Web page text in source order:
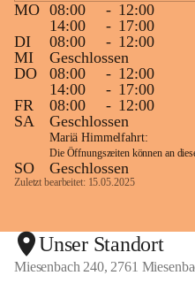
MO 08:00 - 12:00
14:00
- 17:00
DI
08:00 - 12:00
MI
Geschlossen
DO
08:00 - 12:00
14:00
- 17:00
FR
08:00 - 12:00
SA
Geschlossen
Mariä Himmelfahrt:
Die Öffnungszeiten können an
SO Geschlossen
Zuletzt bearbeitet: 15.05.2025
Unser Standort
Miesenbach 240, 2761